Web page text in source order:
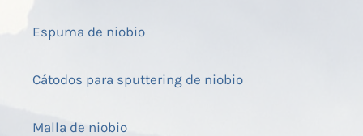
Espuma de niobio
Cátodos para sputtering de niobio
Malla de niobio